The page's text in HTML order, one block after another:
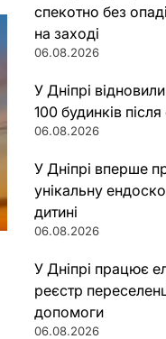
спекотно без
на заході
06.08.2026
У Дніпрі
100 будинків після
06.08.2026
У Дніпрі вперше
унікальну
дитині
06.08.2026
У Дніпрі працює
реєстр
допомоги
06.08.2026